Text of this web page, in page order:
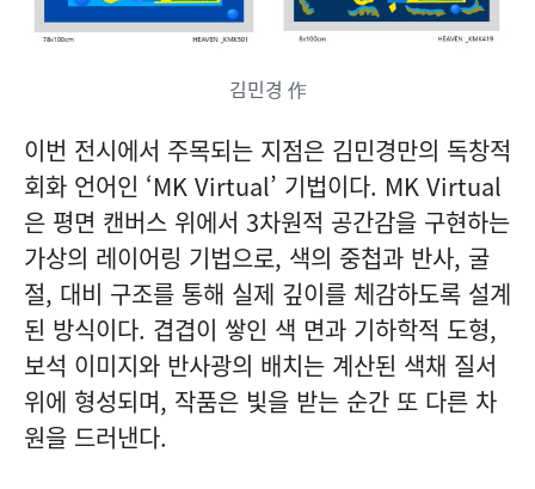
김민경 作
이번 전시에서 주목되는 지점은 김민경만의 독창적
회화 언어인 ‘MK Virtual’ 기법이다. MK Virtual
은 평면 캔버스 위에서 3차원적 공간감을 구현하는
가상의 레이어링 기법으로, 색의 중첩과 반사, 굴
절, 대비 구조를 통해 실제 깊이를 체감하도록 설계
된 방식이다. 겹겹이 쌓인 색 면과 기하학적 도형,
보석 이미지와 반사광의 배치는 계산된 색채 질서
위에 형성되며, 작품은 빛을 받는 순간 또 다른 차
원을 드러낸다.